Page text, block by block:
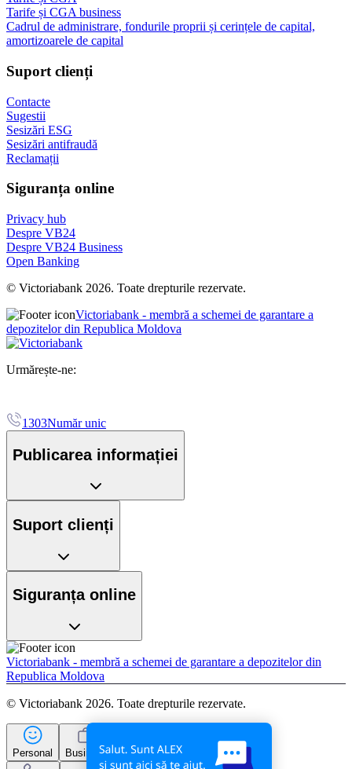
Tarife și CGA business
Cadrul de administrare, fondurile proprii și cerințele de capital,
amortizoarele de capital
Suport clienți
Contacte
Sugestii
Sesizări ESG
Sesizări antifraudă
Reclamații
Siguranța online
Privacy hub
Despre VB24
Despre VB24 Business
Open Banking
© Victoriabank 2026. Toate drepturile rezervate.
Victoriabank - membră a schemei de garantare a
depozitelor din Republica Moldova
Urmărește-ne:
1303Număr unic
Publicarea informației
Suport clienți
Siguranța online
Victoriabank - membră a schemei de garantare a depozitelor din
Republica Moldova
© Victoriabank 2026. Toate drepturile rezervate.
Personal Business